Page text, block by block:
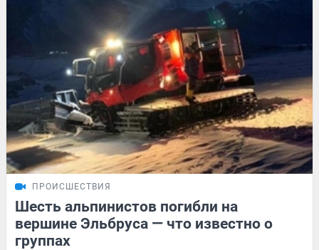
ПРОИСШЕСТВИЯ
Шесть альпинистов погибли на
вершине Эльбруса — что известно о
группах